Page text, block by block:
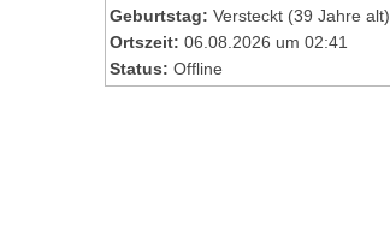
Geburtstag: Versteckt (39 Jahre alt)
Ortszeit: 06.08.2026 um 02:41
Status: Offline